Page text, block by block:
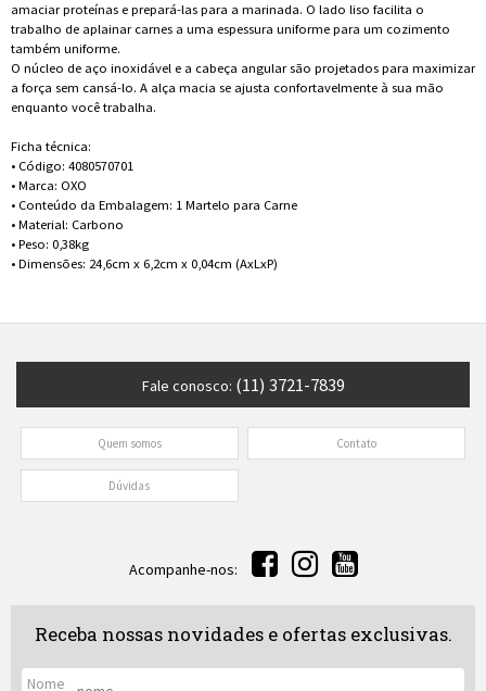
amaciar proteínas e prepará-las para a marinada. O lado liso facilita o
trabalho de aplainar carnes a uma espessura uniforme para um cozimento
também uniforme.
O núcleo de aço inoxidável e a cabeça angular são projetados para maximizar
a força sem cansá-lo. A alça macia se ajusta confortavelmente à sua mão
enquanto você trabalha.
Ficha técnica:
• Código: 4080570701
• Marca: OXO
• Conteúdo da Embalagem: 1 Martelo para Carne
• Material: Carbono
• Peso: 0,38kg
• Dimensões: 24,6cm x 6,2cm x 0,04cm (AxLxP)
Fale conosco: (11) 3721-7839
Quem somos Contato
Dúvidas
Acompanhe-nos:
Receba nossas novidades e ofertas exclusivas.
Nome